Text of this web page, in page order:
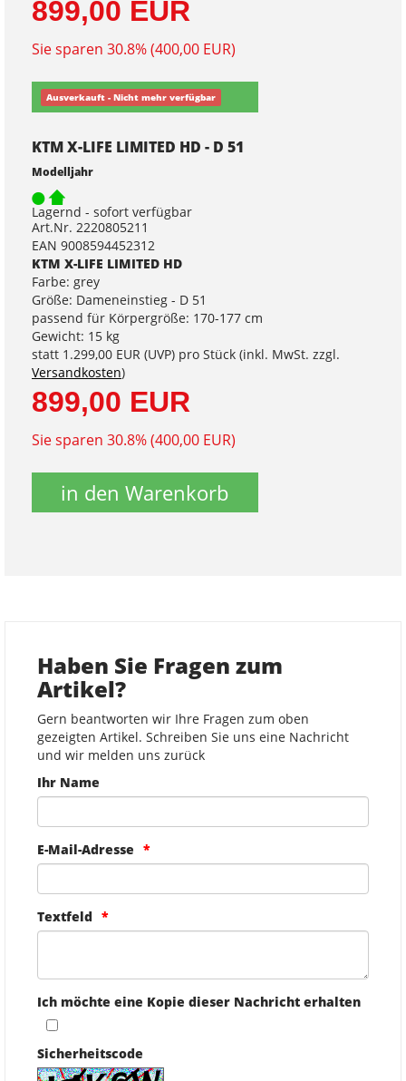
899,00 EUR
Sie sparen 30.8% (400,00 EUR)
Ausverkauft - Nicht mehr verfügbar
KTM X-LIFE LIMITED HD - D 51
Modelljahr
Lagernd - sofort verfügbar
Art.Nr. 2220805211
EAN 9008594452312
KTM X-LIFE LIMITED HD
Farbe: grey
Größe: Dameneinstieg - D 51
passend für Körpergröße: 170-177 cm
Gewicht: 15 kg
statt 1.299,00 EUR (UVP) pro Stück (inkl. MwSt. zzgl.
Versandkosten)
899,00 EUR
Sie sparen 30.8% (400,00 EUR)
in den Warenkorb
Haben Sie Fragen zum
Artikel?
Gern beantworten wir Ihre Fragen zum oben
gezeigten Artikel. Schreiben Sie uns eine Nachricht
und wir melden uns zurück
Ihr Name
E-Mail-Adresse
Textfeld
Ich möchte eine Kopie dieser Nachricht erhalten
Sicherheitscode